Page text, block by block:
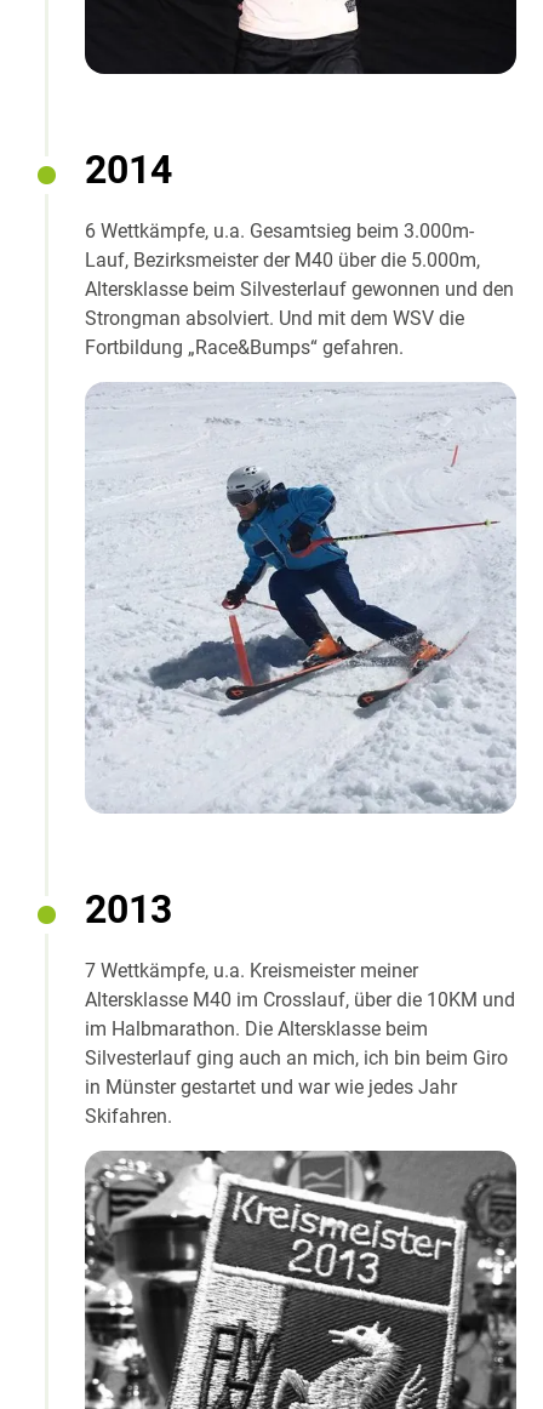
2014
6 Wettkämpfe, u.a. Gesamtsieg beim 3.000m-
Lauf, Bezirksmeister der M40 über die 5.000m,
Altersklasse beim Silvesterlauf gewonnen und den
Strongman absolviert. Und mit dem WSV die
Fortbildung „Race&Bumps“ gefahren.
2013
7 Wettkämpfe, u.a. Kreismeister meiner
Altersklasse M40 im Crosslauf, über die 10KM und
im Halbmarathon. Die Altersklasse beim
Silvesterlauf ging auch an mich, ich bin beim Giro
in Münster gestartet und war wie jedes Jahr
Skifahren.